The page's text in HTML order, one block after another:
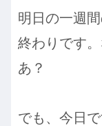
明日の一週
終わりです
あ？
でも、今日